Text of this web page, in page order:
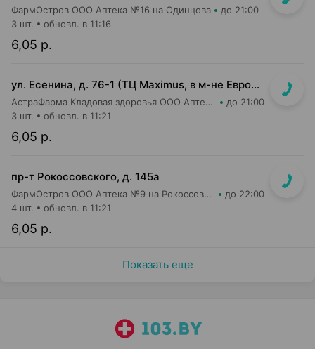
ФармОстров ООО Аптека №16 на Одинцова до 21:00
6,05 р.
3 шт. обновл. в 11:16
ул. Есенина, д. 76-1 (ТЦ Maximus, в м-не Евроопт Super)
АстраФарма Кладовая здоровья ООО Аптека №9 до 21:00
6,05 р.
3 шт. обновл. в 11:21
пр-т Рокоссовского, д. 145а
ФармОстров ООО Аптека №9 на Рокоссовского до 22:00
6,05 р.
4 шт. обновл. в 11:21
Показать еще